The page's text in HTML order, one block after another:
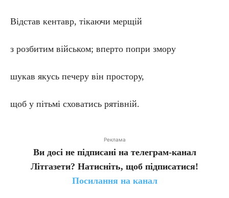
Відстав кентавр, тікаючи мерщій
з розбитим військом; вперто попри змору
шукав якусь печеру він простору,
щоб у пітьмі сховатись рятівній.
Реклама
Ви досі не підписані на телеграм-канал
Літгазети? Натисніть, щоб підписатися!
Посилання на канал